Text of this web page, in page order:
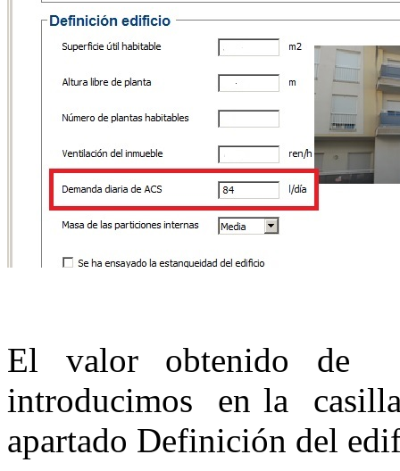
El valor obtenido
introducimos en la
apartado Definición del